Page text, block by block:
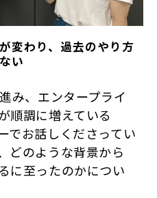
変わり、過去のやり方
い
み、エンタープライ
順調に増えている
でお話しくださってい
どのような背景から
に至ったのかについ